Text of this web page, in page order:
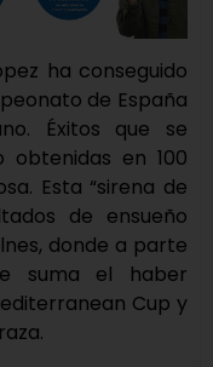
ha conseguido
de España
Éxitos que se
en 100
Esta “sirena de
de ensueño
donde a parte
suma el haber
Cup y